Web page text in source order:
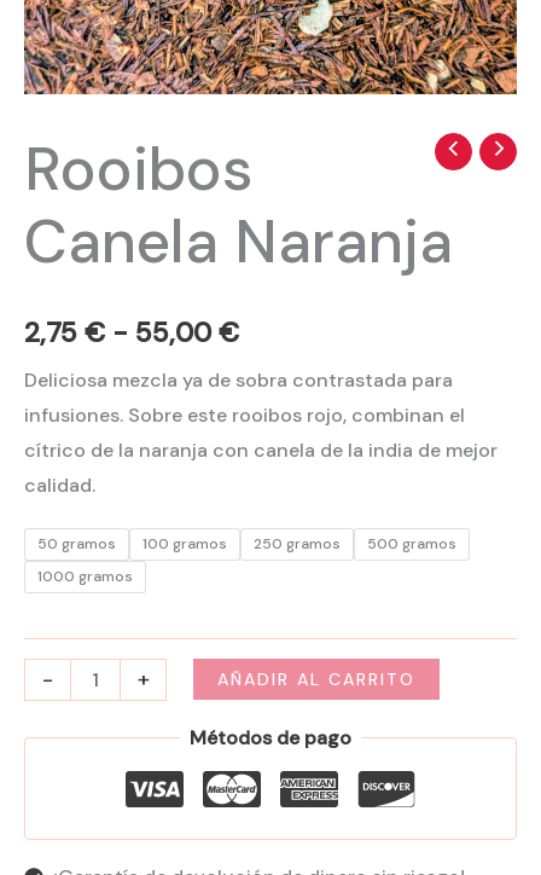
Rooibos
Canela Naranja
2,75 € - 55,00€
Rango
precios:
hasta
55,00 €
Deliciosa mezcla ya de sobra contrastada para
infusiones. Sobre este rooibos rojo, combinan el
cítrico de la naranja con canela de la india de mejor
calidad.
50 gramos 100 gramos 250 gramos
500 gramos
1000 gramos
-
Rooibos
Canela
Naranja
cantidad
+ AÑADIR AL CARRITO
Métodos de pago